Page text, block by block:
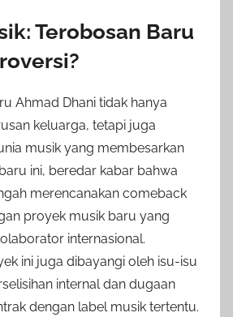
Terobosan Baru
Ahmad Dhani tidak hanya
keluarga, tetapi juga
musik yang membesarkan
ini, beredar kabar bahwa
merencanakan comeback
proyek musik baru yang
internasional.
ini juga dibayangi oleh isu-isu
internal dan dugaan
dengan label musik tertentu.